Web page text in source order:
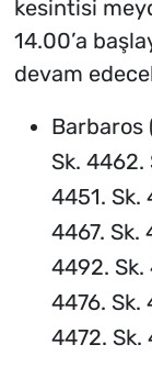
kesintisi
14.00’a
devam
Barbaros
Sk. 4462.
4451. Sk.
4467. Sk.
4492. Sk.
4476. Sk.
4472. Sk.